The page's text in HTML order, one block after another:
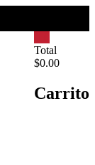
Total
$0.00
Carrito